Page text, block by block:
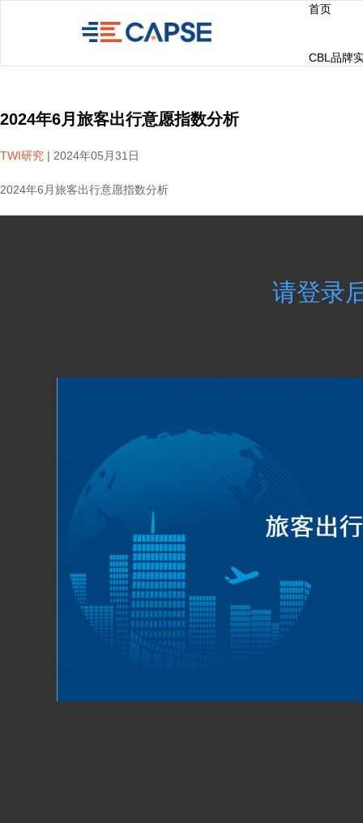
首页
CBL品牌
2024年6月旅客出行意愿指数分析
TWI研究 | 2024年05月31日
2024年6月旅客出行意愿指数分析
请登录